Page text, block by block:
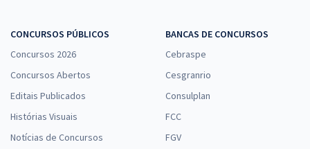
CONCURSOS PÚBLICOS
Concursos 2026
Concursos Abertos
Editais Publicados
Histórias Visuais
Notícias de Concursos
BANCAS DE CONCURSOS
Cebraspe
Cesgranrio
Consulplan
FCC
FGV